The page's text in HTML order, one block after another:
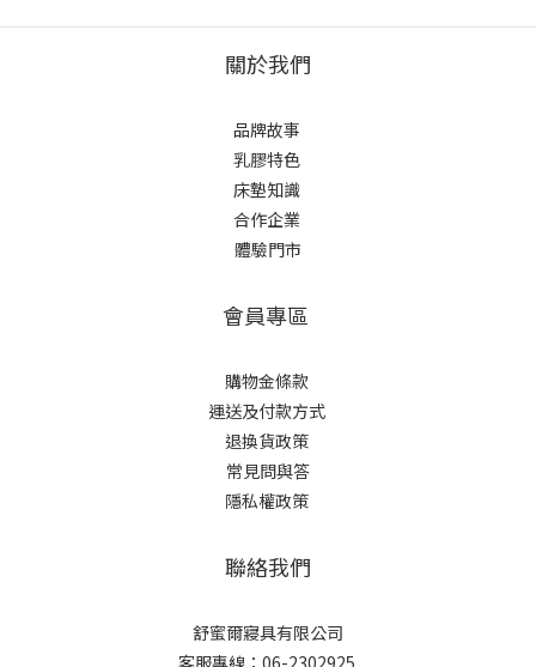
關於我們
品牌故事
乳膠特色
床墊知識
合作企業
體驗門市
會員專區
購物金條款
運送及付款方式
退換貨政策
常見問與答
隱私權政策
聯絡我們
舒蜜爾寢具有限公司